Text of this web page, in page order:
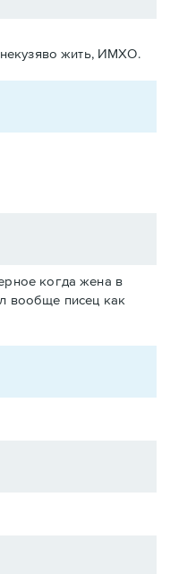
жить, ИМХО.
когда жена в
вообще писец как